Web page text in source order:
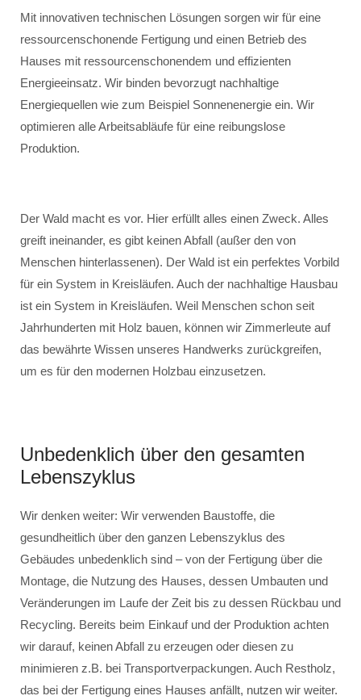
Mit innovativen technischen Lösungen sorgen wir für eine
ressourcenschonende Fertigung und einen Betrieb des
Hauses mit ressourcenschonendem und effizienten
Energieeinsatz. Wir binden bevorzugt nachhaltige
Energiequellen wie zum Beispiel Sonnenenergie ein. Wir
optimieren alle Arbeitsabläufe für eine reibungslose
Produktion.
Der Wald macht es vor. Hier erfüllt alles einen Zweck. Alles
greift ineinander, es gibt keinen Abfall (außer den von
Menschen hinterlassenen). Der Wald ist ein perfektes Vorbild
für ein System in Kreisläufen. Auch der nachhaltige Hausbau
ist ein System in Kreisläufen. Weil Menschen schon seit
Jahrhunderten mit Holz bauen, können wir Zimmerleute auf
das bewährte Wissen unseres Handwerks zurückgreifen,
um es für den modernen Holzbau einzusetzen.
Unbedenklich über den gesamten
Lebenszyklus
Wir denken weiter: Wir verwenden Baustoffe, die
gesundheitlich über den ganzen Lebenszyklus des
Gebäudes unbedenklich sind – von der Fertigung über die
Montage, die Nutzung des Hauses, dessen Umbauten und
Veränderungen im Laufe der Zeit bis zu dessen Rückbau und
Recycling. Bereits beim Einkauf und der Produktion achten
wir darauf, keinen Abfall zu erzeugen oder diesen zu
minimieren z.B. bei Transportverpackungen. Auch Restholz,
das bei der Fertigung eines Hauses anfällt, nutzen wir weiter.